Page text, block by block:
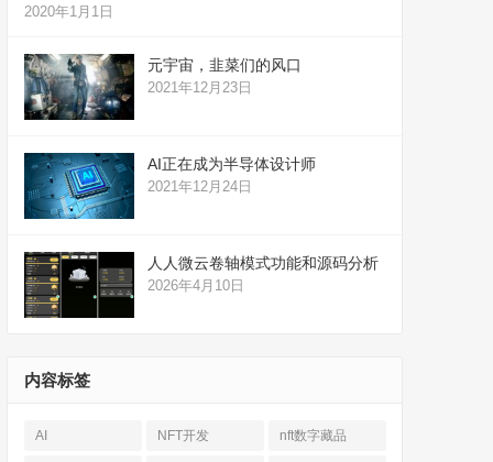
2020年1月1日
元宇宙，韭菜们的风口
2021年12月23日
AI正在成为半导体设计师
2021年12月24日
人人微云卷轴模式功能和源码分析
2026年4月10日
内容标签
AI NFT开发 nft数字藏品